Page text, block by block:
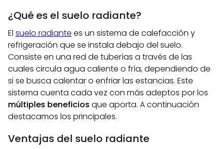
¿Qué es el suelo radiante?
El suelo radiante es un sistema de calefacción y
refrigeración que se instala debajo del suelo.
Consiste en una red de tuberías a través de las
cuales circula agua caliente o fría, dependiendo de
si se busca calentar o enfriar las estancias. Este
sistema cuenta cada vez con más adeptos por los
múltiples beneficios que aporta. A continuación
destacamos los principales.
Ventajas del suelo radiante